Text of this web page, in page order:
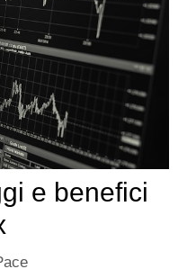
e benefici